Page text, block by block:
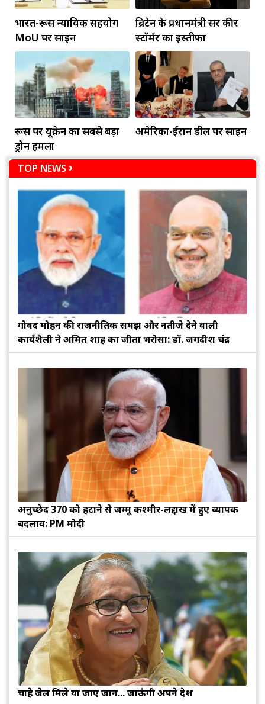
भारत-रूस न्यायिक सहयोग
MoU पर साइन
ब्रिटेन के प्रधानमंत्री सर कीर
स्टॉर्मर का इस्तीफा
रूस पर यूक्रेन का सबसे बड़ा
ड्रोन हमला
अमेरिका-ईरान डील पर साइन
TOP NEWS
गोविंद मोहन की राजनीतिक समझ और नतीजे देने वाली
कार्यशैली ने अमित शाह का जीता भरोसा: डॉ. जगदीश चंद्र
अनुच्छेद 370 को हटाने से जम्मू कश्मीर-लद्दाख में हुए व्यापक
बदलाव: PM मोदी
चाहे जेल मिले या जाए जान... जाऊंगी अपने देश